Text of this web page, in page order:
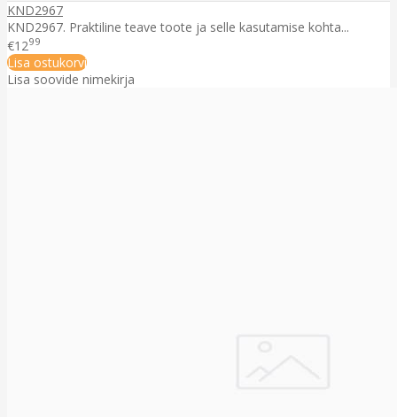
KND2967
KND2967. Praktiline teave toote ja selle kasutamise kohta...
€1299
Lisa ostukorvi
Lisa soovide nimekirja